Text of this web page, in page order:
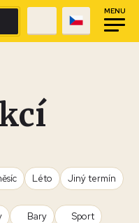
MENU
Léto Jiný termín
Bary
Sport